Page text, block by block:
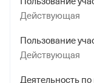
Действующая
Действующая